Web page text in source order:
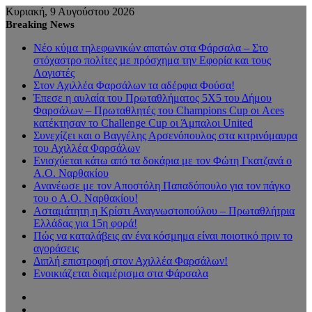
Κυριακή, 9 Αυγούστου 2026
Breaking News
Νέο κύμα τηλεφωνικών απατών στα Φάρσαλα – Στο
στόχαστρο πολίτες με πρόσχημα την Εφορία και τους
Λογιστές
Στον Αχιλλέα Φαρσάλων τα αδέρφια Φούσα!
Έπεσε η αυλαία του Πρωταθλήματος 5Χ5 του Δήμου
Φαρσάλων – Πρωταθλητές του Champions Cup οι Aces
κατέκτησαν το Challenge Cup οι Άμπαλοι United
Συνεχίζει και ο Βαγγέλης Αρσενόπουλος στα κιτρινόμαυρα
του Αχιλλέα Φαρσάλων
Ενισχύεται κάτω από τα δοκάρια με τον Φώτη Γκατζανά ο
Α.Ο. Ναρθακίου
Ανανέωσε με τον Αποστόλη Παπαδόπουλο για τον πάγκο
του ο Α.Ο. Ναρθακίου!
Ασταμάτητη η Κρίστι Αναγνωστοπούλου – Πρωταθλήτρια
Ελλάδας για 15η φορά!
Πώς να καταλάβεις αν ένα κόσμημα είναι ποιοτικό πριν το
αγοράσεις
Διπλή επιστροφή στον Αχιλλέα Φαρσάλων!
Ενοικιάζεται διαμέρισμα στα Φάρσαλα